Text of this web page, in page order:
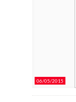
06/05/2015